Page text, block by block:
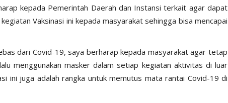
kepada Pemerintah Daerah dan Instansi terkait agar dapat
Vaksinasi ini kepada masyarakat sehingga bisa mencapai
dari Covid-19, saya berharap kepada masyarakat agar tetap
menggunakan masker dalam setiap kegiatan aktivitas di luar
ini juga adalah rangka untuk memutus mata rantai Covid-19 di